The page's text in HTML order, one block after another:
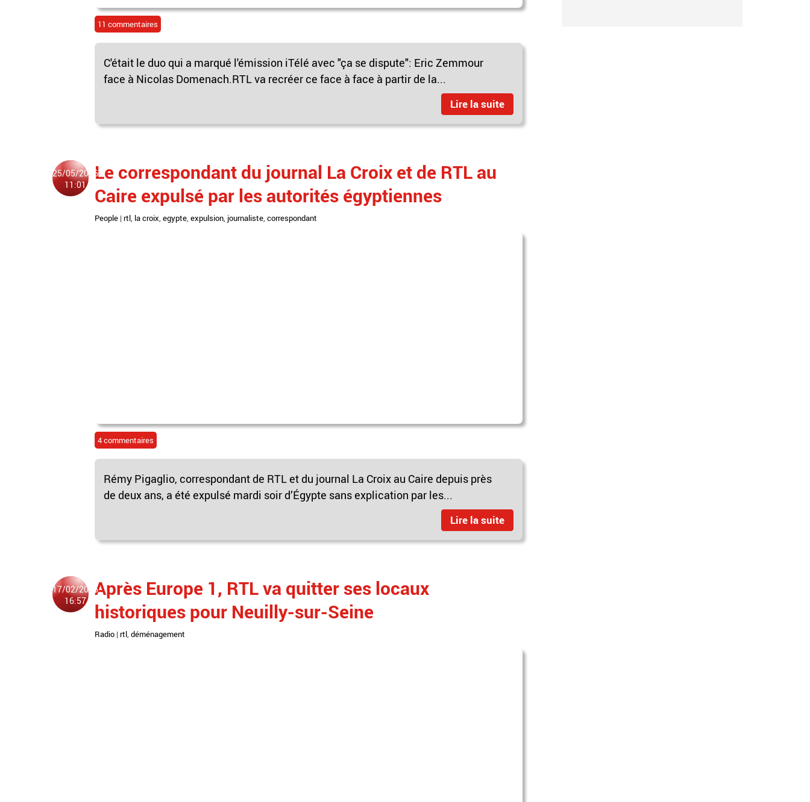
11 commentaires
C'était le duo qui a marqué l'émission iTélé avec "ça se dispute": Eric Zemmour
face à Nicolas Domenach.RTL va recréer ce face à face à partir de la...
Lire la suite
25/05/2016
11:01
Le correspondant du journal La Croix et de RTL au
Caire expulsé par les autorités égyptiennes
People | rtl la croix egypte expulsion journaliste correspondant
4 commentaires
Rémy Pigaglio, correspondant de RTL et du journal La Croix au Caire depuis près
de deux ans, a été expulsé mardi soir d’Égypte sans explication par les...
Lire la suite
17/02/2016
16:57
Après Europe 1, RTL va quitter ses locaux
historiques pour Neuilly-sur-Seine
Radio | rtl, déménagement